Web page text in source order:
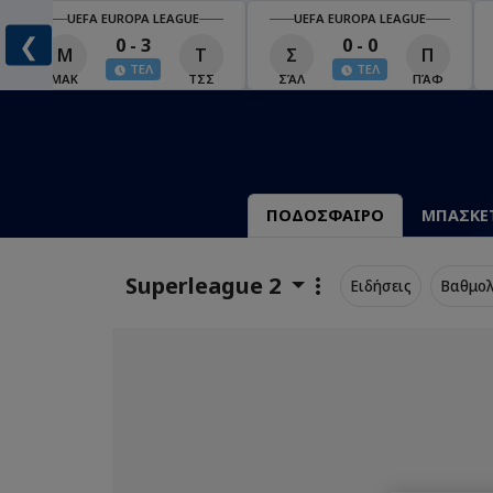
❮
UEFA EUROPA LEAGUE
Μ
ΜΑΚ
0 - 3
ΤΕΛ
Τ
ΤΣΣ
UEFA EUROPA LEAGUE
Σ
ΣΆΛ
0 - 0
ΤΕΛ
Π
ΠΆΦ
ΠΟΔΟΣΦΑΙΡΟ
Superleague 2 Ειδήσεις